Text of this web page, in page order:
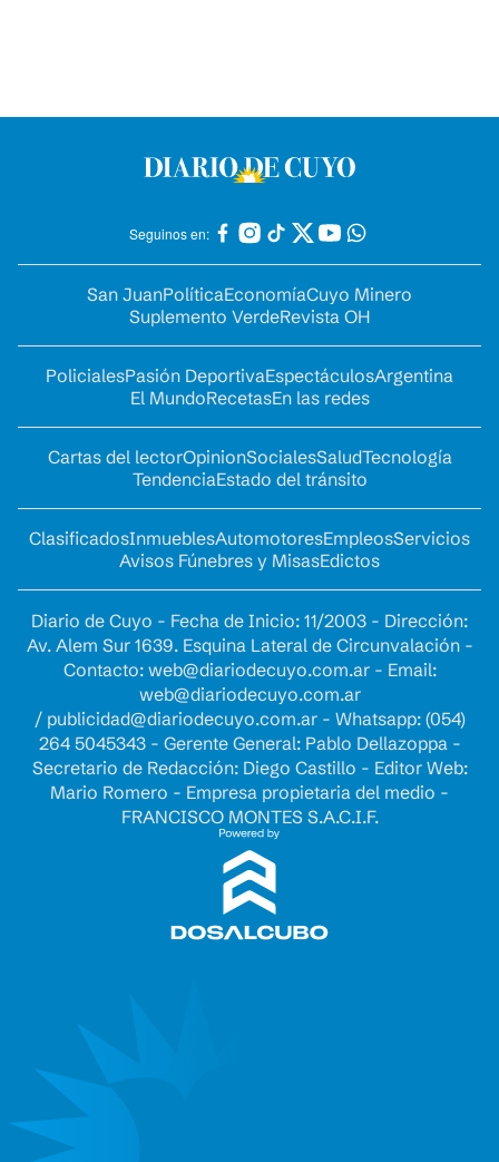
Seguinos en:
San JuanPolíticaEconomíaCuyo Minero
Suplemento VerdeRevista OH
PolicialesPasión DeportivaEspectáculosArgentina
El MundoRecetasEn las redes
Cartas del lectorOpinionSocialesSaludTecnología
TendenciaEstado del tránsito
ClasificadosInmueblesAutomotoresEmpleosServicios
Avisos Fúnebres y MisasEdictos
Diario de Cuyo - Fecha de Inicio: 11/2003 - Dirección:
Av. Alem Sur 1639. Esquina Lateral de Circunvalación -
Contacto: web@diariodecuyo.com.ar- Email:
web@diariodecuyo.com.ar
/ publicidad@diariodecuyo.com.ar- Whatsapp: (054)
264 5045343 - Gerente General: Pablo Dellazoppa -
Secretario de Redacción: Diego Castillo - Editor Web:
Mario Romero - Empresa propietaria del medio -
FRANCISCO MONTES S.A.C.I.F.